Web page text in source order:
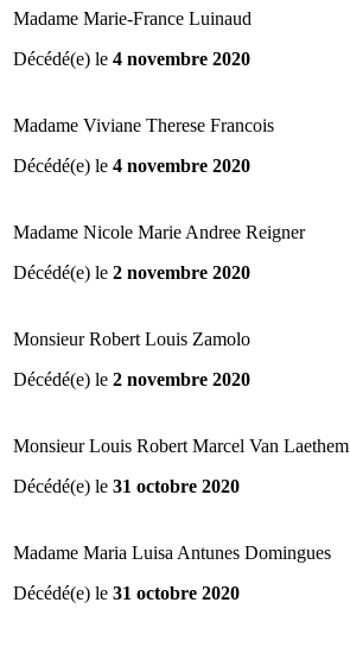
Madame Marie-France Luinaud
Décédé(e) le 4 novembre 2020
Madame Viviane Therese Francois
Décédé(e) le 4 novembre 2020
Madame Nicole Marie Andree Reigner
Décédé(e) le 2 novembre 2020
Monsieur Robert Louis Zamolo
Décédé(e) le 2 novembre 2020
Monsieur Louis Robert Marcel Van Laethem
Décédé(e) le 31 octobre 2020
Madame Maria Luisa Antunes Domingues
Décédé(e) le 31 octobre 2020